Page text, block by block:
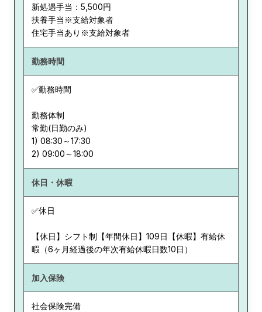
新処遇手当：5,500円
扶養手当※支給対象者
住宅手当あり※支給対象者
勤務時間
✅勤務時間
勤務体制
常勤(日勤のみ)
1) 08:30～17:30
休日・休暇
✅休日
【休日】シフト制【年間休日】109日【休暇】有給休
暇（6ヶ月経過後の年次有給休暇日数10日）
加入保険
社会保険完備